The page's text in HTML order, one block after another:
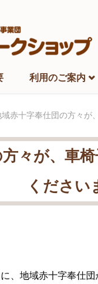
利用のご案内
域赤十字奉仕団の方々が
々が、車
ください